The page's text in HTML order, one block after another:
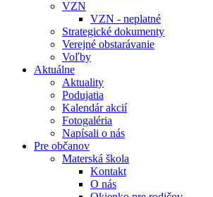
VZN
VZN - neplatné
Strategické dokumenty
Verejné obstarávanie
Voľby
Aktuálne
Aktuality
Podujatia
Kalendár akcií
Fotogaléria
Napísali o nás
Pre občanov
Materská škola
Kontakt
O nás